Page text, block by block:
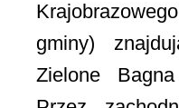
gminy)
Zielone